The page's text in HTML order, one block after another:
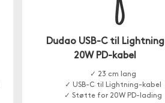
Dudao USB-C til Lightning
20W PD-kabel
✓ 23 cm lang
✓ USB-C til Lightning-kabel
✓ Støtte for 20W PD-lading